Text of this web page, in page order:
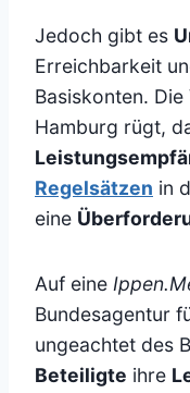
Jedoch gibt es
Erreichbarkeit
Basiskonten.
Hamburg rügt,
Regelsätzen in
eine
Auf eine
Bundesagentur
ungeachtet des
Beteiligte ihre